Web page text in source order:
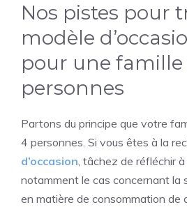
Nos pistes pour
modèle
pour une famille
personnes
Partons du principe que votre
4 personnes. Si vous êtes à la
d’occasion, tâchez de réfléchir à
notamment le cas concernant la
en matière de consommation de